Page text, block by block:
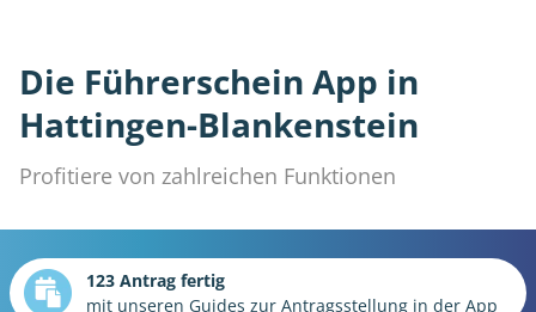
Die Führerschein App in
Hattingen-Blankenstein
Profitiere von zahlreichen Funktionen
123 Antrag fertig
mit unseren Guides zur Antragsstellung in der App